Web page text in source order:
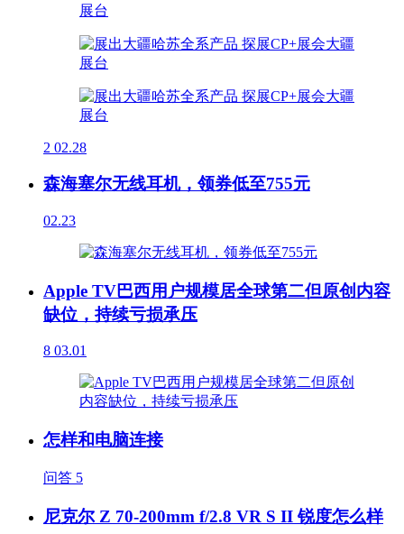
2 02.28
森海塞尔无线耳机，领券低至755元
02.23
Apple TV巴西用户规模居全球第二但原创内容
缺位，持续亏损承压
8 03.01
怎样和电脑连接
问答 5
尼克尔 Z 70-200mm f/2.8 VR S II 锐度怎么样